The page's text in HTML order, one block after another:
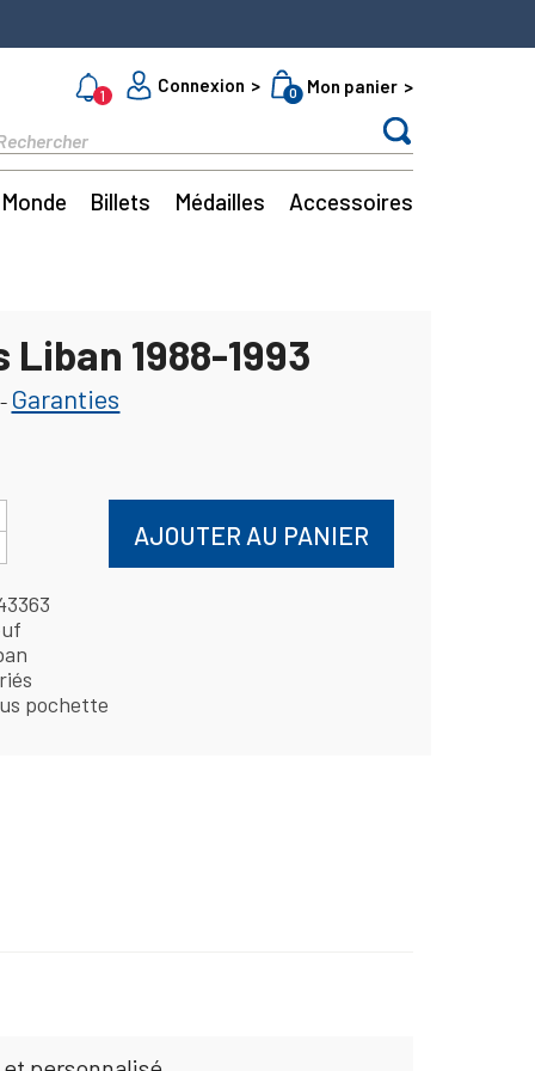
1
Connexion 0 Mon panier
Monde Billets Médailles Accessoires
Liban 1988-1993
Garanties
AJOUTER AU PANIER
pochette